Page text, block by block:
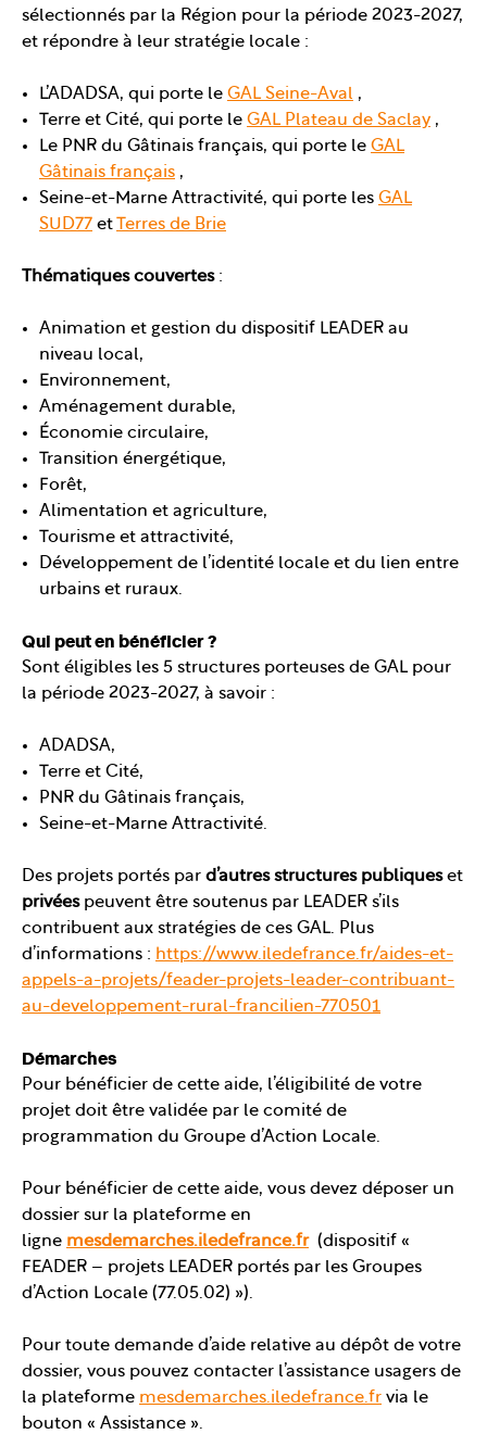
sélectionnés par la Région pour la période 2023-2027,
et répondre à leur stratégie locale :
L’ADADSA, qui porte le GAL Seine-Aval ,
Terre et Cité, qui porte le GAL Plateau de Saclay ,
Le PNR du Gâtinais français, qui porte le GAL
Gâtinais français ,
Seine-et-Marne Attractivité, qui porte les GAL
SUD77 etTerres de Brie
Thématiques couvertes :
Animation et gestion du dispositif LEADER au
niveau local,
Environnement,
Aménagement durable,
Économie circulaire,
Transition énergétique,
Forêt,
Alimentation et agriculture,
Tourisme et attractivité,
Développement de l’identité locale et du lien entre
urbains et ruraux.
Qui peut en bénéficier ?
Sont éligibles les 5 structures porteuses de GAL pour
la période 2023-2027, à savoir :
ADADSA,
Terre et Cité,
PNR du Gâtinais français,
Seine-et-Marne Attractivité.
Des projets portés par d’autres structures publiqueset
privéespeuvent être soutenus par LEADER s’ils
contribuent aux stratégies de ces GAL. Plus
d’informations : https://www.iledefrance.fr/aides-et-
appels-a-projets/feader-projets-leader-contribuant-
au-developpement-rural-francilien-770501
Démarches
Pour bénéficier de cette aide, l’éligibilité de votre
projet doit être validée par le comité de
programmation du Groupe d’Action Locale.
Pour bénéficier de cette aide, vous devez déposer un
dossier sur la plateforme en
ligne mesdemarches.iledefrance.fr(dispositif «
FEADER – projets LEADER portés par les Groupes
d’Action Locale (77.05.02) »).
Pour toute demande d’aide relative au dépôt de votre
dossier, vous pouvez contacter l’assistance usagers de
la plateforme mesdemarches.iledefrance.fr via le
bouton « Assistance ».